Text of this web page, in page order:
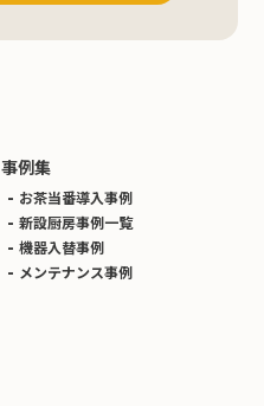
事例集
お茶当番導入事例
新設厨房事例一覧
機器入替事例
メンテナンス事例